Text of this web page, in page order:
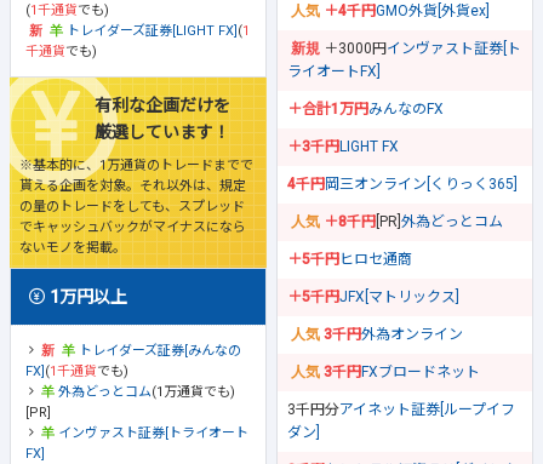
(1千通貨でも)
トレイダーズ証券[LIGHT FX] (1
千通貨でも)
有利な企画だけを
厳選しています！
※基本的に、1万通貨のトレードまでで
貰える企画を対象。それ以外は、規定
の量のトレードをしても、スプレッド
でキャッシュバックがマイナスになら
ないモノを掲載。
1万円以上
トレイダーズ証券[みんなの
FX] (1千通貨でも)
外為どっとコム(1万通貨でも)
[PR]
インヴァスト証券[トライオート
FX]
＋4千円GMO外貨[外貨ex]
＋3000円 インヴァスト証券[ト
ライオートFX]
＋合計1万円みんなのFX
＋3千円LIGHT FX
4千円岡三オンライン[くりっく365]
＋8千円 [PR] 外為どっとコム
＋5千円ヒロセ通商
＋5千円JFX[マトリックス]
3千円外為オンライン
3千円FXブロードネット
3千円分アイネット証券[ループイフ
ダン]